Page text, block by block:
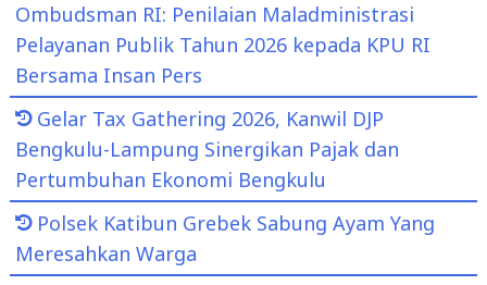
Ombudsman RI: Penilaian Maladministrasi
Pelayanan Publik Tahun 2026 kepada KPU RI
Bersama Insan Pers
Gelar Tax Gathering 2026, Kanwil DJP
Bengkulu-Lampung Sinergikan Pajak dan
Pertumbuhan Ekonomi Bengkulu
Polsek Katibun Grebek Sabung Ayam Yang
Meresahkan Warga